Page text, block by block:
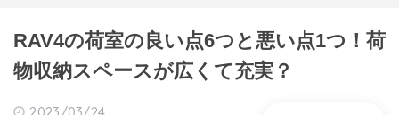
RAV4の荷室の良い点6つと悪い点1つ！荷
物収納スペースが広くて充実？